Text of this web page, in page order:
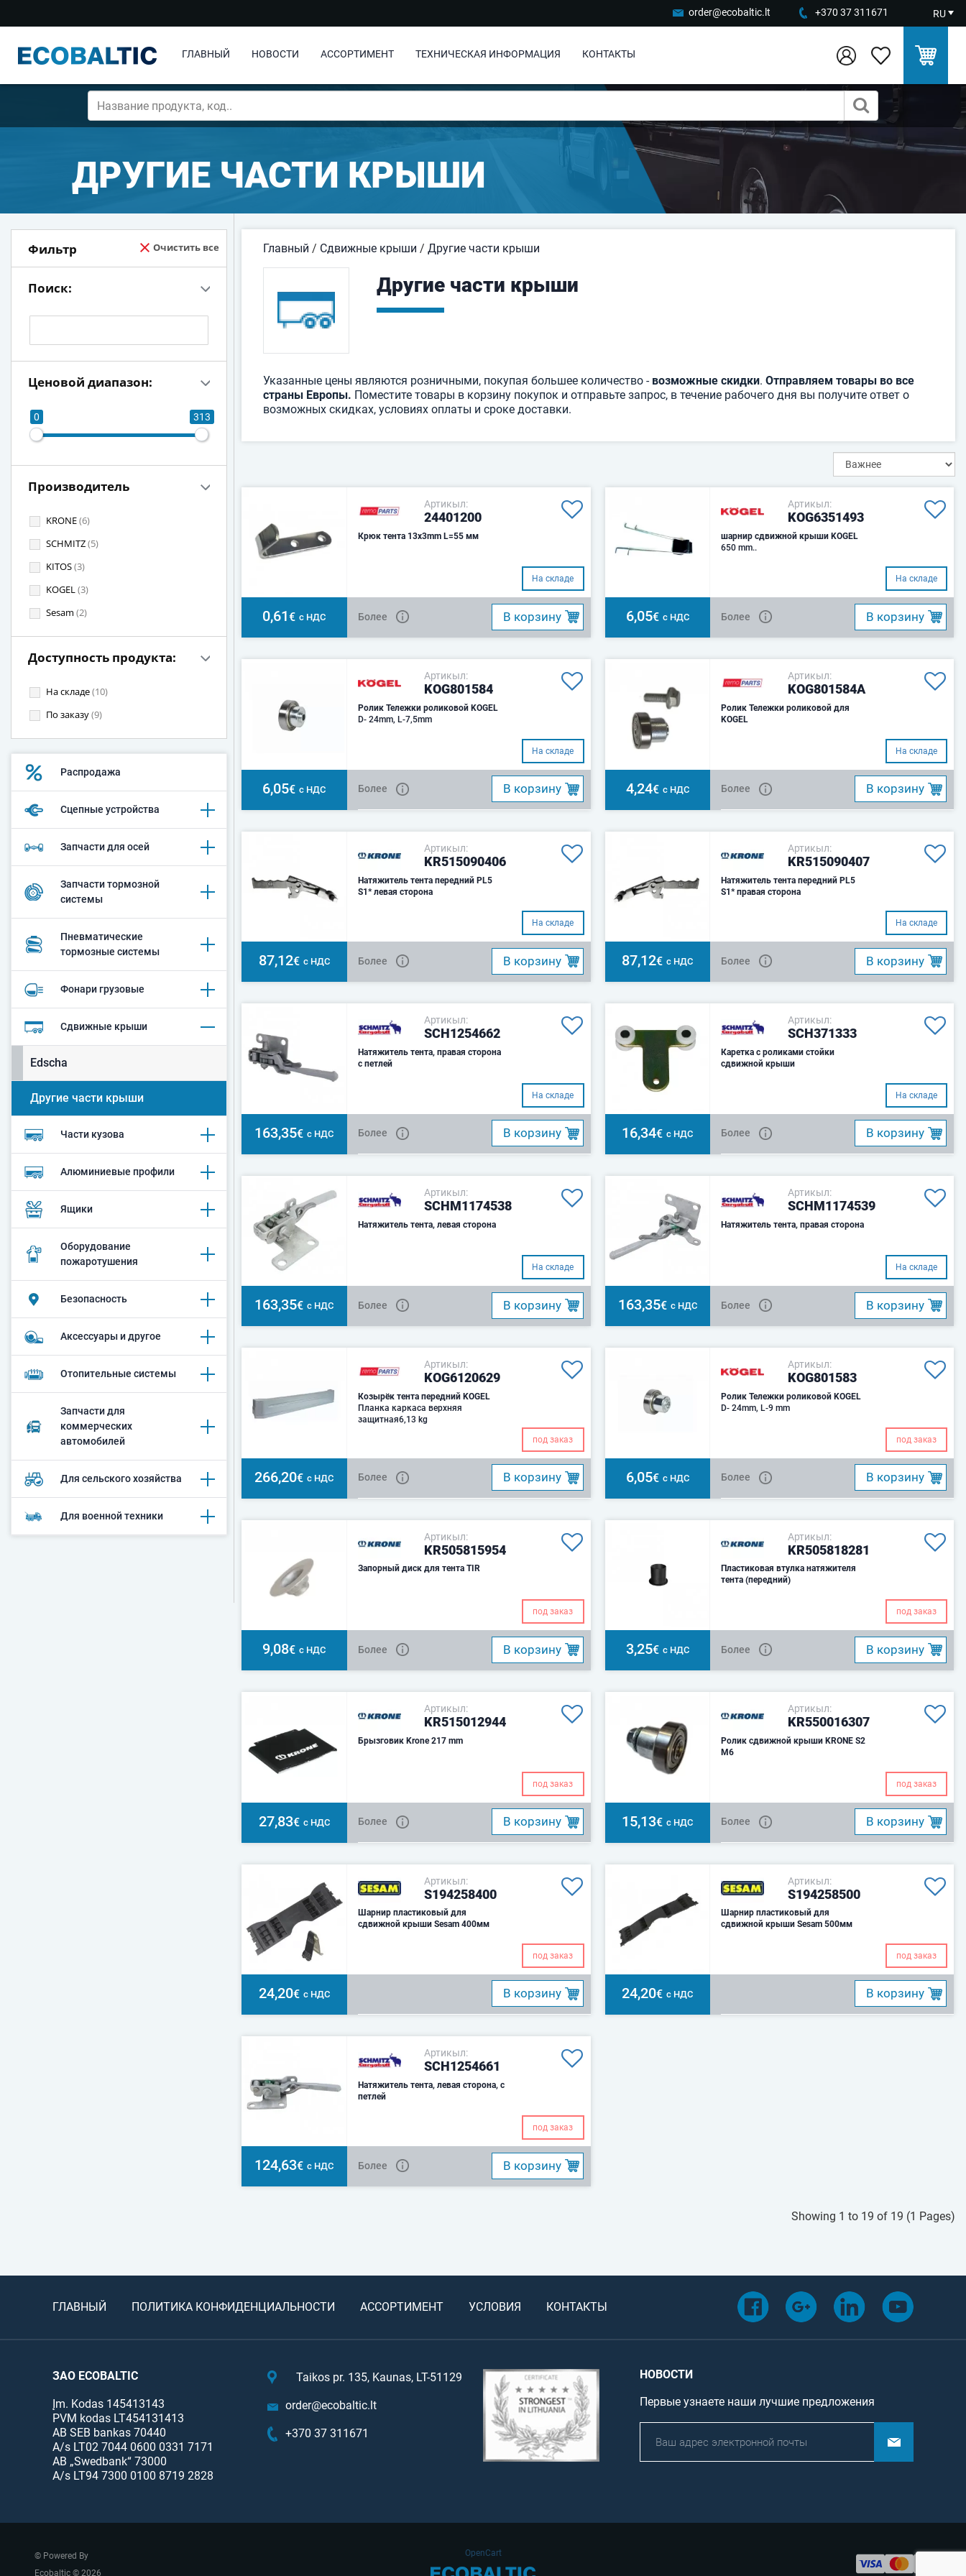
order@ecobaltic.lt +370 37 311671 RU
ГЛАВНЫЙ НОВОСТИ АССОРТИМЕНТ ТЕХНИЧЕСКАЯ ИНФОРМАЦИЯ КОНТАКТЫ
ДРУГИЕ ЧАСТИ КРЫШИ
Очистить все
Фильтр
Поиск:
Ценовой диапазон:
0 313
Производитель
KRONE(6)
SCHMITZ(5)
KITOS(3)
KOGEL(3)
Sesam (2)
Доступность продукта:
На складе(10)
По заказу(9)
Распродажа
Сцепные устройства
Запчасти для осей
Запчасти тормозной
системы
Пневматические
тормозные системы
Фонари грузовые
Сдвижные крыши
Edscha
Другие части крыши
Части кузова
Алюминиевые профили
Ящики
Оборудование
пожаротушения
Безопасность
Аксессуары и другое
Oтопительные системы
Запчасти для
коммерческих
автомобилей
Для сельского хозяйства
Для военной техники
Главный / Сдвижные крыши / Другие части крыши
Другие части крыши
Указанные цены являются розничными, покупая большее количество - возможные скидки. Отправляем товары во все
страны Европы. Поместите товары в корзину покупок и отправьте запрос, в течение рабочего дня вы получите ответ о
возможных скидках, условиях оплаты и сроке доставки.
Артикыл:
24401200
Крюк тента 13x3mm L=55 мм
На складе
0,61€ с НДС Более B корзину
Артикыл:
KOG6351493
шарнир сдвижной крыши KOGEL
650 mm..
На складе
6,05€ с НДС Более B корзину
Артикыл:
KOG801584
Ролик Тележки роликовой KOGEL
D- 24mm, L-7,5mm
На складе
6,05€ с НДС Более B корзину
Артикыл:
KOG801584A
Ролик Тележки роликовой для
KOGEL
На складе
4,24€ с НДС Более B корзину
Артикыл:
KR515090406
Натяжитель тента передний PL5
S1* левая сторона
На складе
87,12€ с НДС Более B корзину
Артикыл:
KR515090407
Натяжитель тента передний PL5
S1* правая сторона
На складе
87,12€ с НДС Более B корзину
Артикыл:
SCH1254662
Натяжитель тента, правая сторона
с петлей
На складе
163,35€ с НДС Более B корзину
Артикыл:
SCH371333
Каретка c роликами стойки
сдвижной крыши
На складе
16,34€ с НДС Более B корзину
Артикыл:
SCHM1174538
Натяжитель тента, левая сторона
На складе
163,35€ с НДС Более B корзину
Артикыл:
SCHM1174539
Натяжитель тента, правая сторона
На складе
163,35€ с НДС Более B корзину
Артикыл:
KOG6120629
Козырёк тента передний KOGEL
Планка каркаса верхняя
защитная6,13 kg
под заказ
266,20€ с НДС Более B корзину
Артикыл:
KOG801583
Ролик Тележки роликовой KOGEL
D- 24mm, L-9 mm
под заказ
6,05€ с НДС Более B корзину
Артикыл:
KR505815954
Запорный диск для тента TIR
под заказ
9,08€ с НДС Более B корзину
Артикыл:
KR505818281
Пластиковая втулка натяжителя
тента (передний)
под заказ
3,25€ с НДС Более B корзину
Артикыл:
KR515012944
Брызговик Krone 217 mm
под заказ
27,83€ с НДС Более B корзину
Артикыл:
KR550016307
Ролик сдвижной крыши KRONE S2
M6
под заказ
15,13€ с НДС Более B корзину
Артикыл:
S194258400
Шарнир пластиковый для
сдвижной крыши Sesam 400мм
под заказ
24,20€ с НДС B корзину
Артикыл:
S194258500
Шарнир пластиковый для
сдвижной крыши Sesam 500мм
под заказ
24,20€ с НДС B корзину
Артикыл:
SCH1254661
Натяжитель тента, левая сторона, с
петлей
под заказ
124,63€ с НДС Более B корзину
Showing 1 to 19 of 19 (1 Pages)
ГЛАВНЫЙ ПОЛИТИКА КОНФИДЕНЦИАЛЬНОСТИ АССОРТИМЕНТ УСЛОВИЯ КОНТАКТЫ
ЗАО ECOBALTIC
Įm. Kodas 145413143
PVM kodas LT454131413
AB SEB bankas 70440
A/s LT02 7044 0600 0331 7171
AB „Swedbank“ 73000
A/s LT94 7300 0100 8719 2828
Taikos pr. 135, Kaunas, LT-51129
order@ecobaltic.lt
+370 37 311671
НОВОСТИ
Первые узнаете наши лучшие предложения
© Powered By
OpenCart
Ecobaltic © 2026